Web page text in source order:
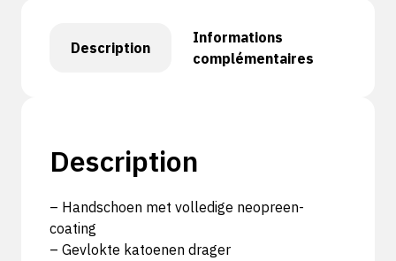
Description
Informations
complémentaires
Description
– Handschoen met volledige neopreen-
coating
– Gevlokte katoenen drager